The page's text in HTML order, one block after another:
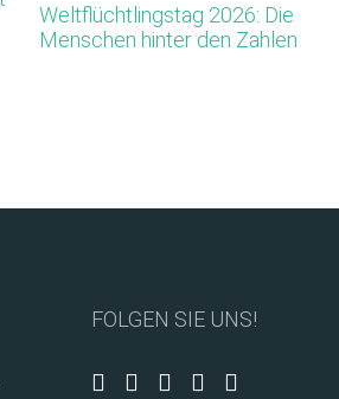
Weltflüchtlingstag 2026: Die
Menschen hinter den Zahlen
FOLGEN SIE UNS!